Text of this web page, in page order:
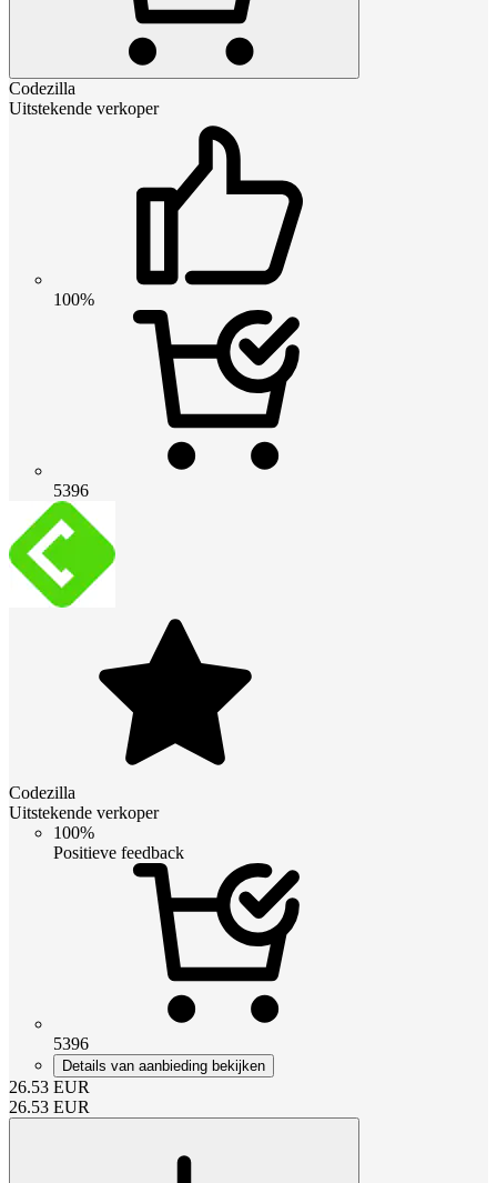
Codezilla
Uitstekende verkoper
100%
5396
Codezilla
Uitstekende verkoper
100%
Positieve feedback
5396
Details van aanbieding bekijken
26.53 EUR
26.53 EUR